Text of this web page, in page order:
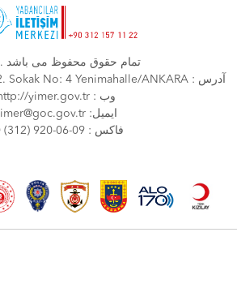
تمام حقوق محفوظ می باشد . 2025
Çamlıca Mahallesi 122. Sokak No: 4 Yenimahalle/ANKARA : آدرس
http://yimer.gov.tr : وب
yimer@goc.gov.tr :ایمیل
90 (312) 920-06-09 : فاكس